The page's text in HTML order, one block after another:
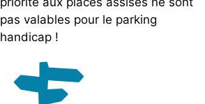
pas valables pour le parking
handicap !